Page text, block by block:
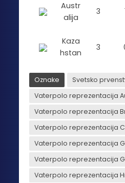
Austr
alija
3
Kaza
hstan
3
Oznake
Svetsko
Vaterpolo reprezentacija
Vaterpolo reprezentacija
Vaterpolo reprezentacija
Vaterpolo reprezentacija
Vaterpolo reprezentacija
Vaterpolo reprezentacija